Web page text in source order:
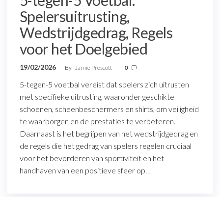
Spelersuitrusting,
Wedstrijdgedrag, Regels
voor het Doelgebied
19/02/2026 By Jamie Prescott 0
5-tegen-5 voetbal vereist dat spelers zich uitrusten
met specifieke uitrusting, waaronder geschikte
schoenen, scheenbeschermers en shirts, om veiligheid
te waarborgen en de prestaties te verbeteren.
Daarnaast is het begrijpen van het wedstrijdgedrag en
de regels die het gedrag van spelers regelen cruciaal
voor het bevorderen van sportiviteit en het
handhaven van een positieve sfeer op…